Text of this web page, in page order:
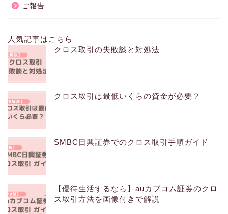
ご報告
人気記事はこちら
クロス取引の失敗談と対処法
クロス取引は最低いくらの資金が必要？
SMBC日興証券でのクロス取引手順ガイド
【優待生活するなら】auカブコム証券のクロ
ス取引方法を画像付きで解説